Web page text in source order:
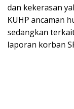
dan kekerasan
KUHP ancaman
sedangkan
laporan korban